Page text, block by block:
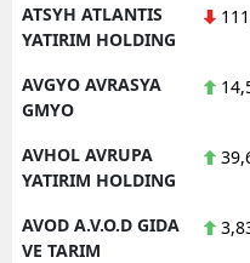
ATSYH ATLANTIS
YATIRIM HOLDING
AVGYO AVRASYA
GMYO
AVHOL AVRUPA
YATIRIM HOLDING
AVOD A.V.O.D GIDA
VE TARIM